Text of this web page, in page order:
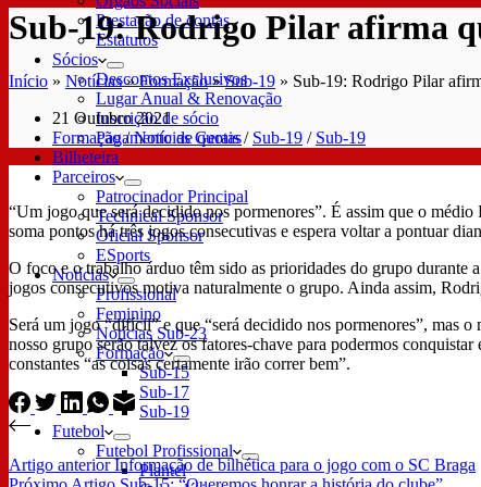
Prestação de contas
Estatutos
Sócios
Descontos Exclusivos
Lugar Anual & Renovação
Inscrição de sócio
Pagamento de quotas
Bilheteira
Parceiros
Patrocinador Principal
Technical Sponsor
Oficial Sponsor
ESports
Notícias
Profissional
Feminino
Notícias Sub-23
Formação
Sub-15
Sub-17
Sub-19
Futebol
Futebol Profissional
Plantel
Sub-19: Rodrigo Pilar afirma
Início » Notícias»Formação»Sub-19 » Sub-19: Rodrigo Pilar
21 Outubro 2021
Formação/Notícias Gerais/ Sub-19 / Sub-19
“Um jogo que será decidido nos pormenores”. É assim que o
soma pontos há três jogos consecutivas e espera voltar a pontuar
O foco e o trabalho árduo têm sido as prioridades do grupo durante
jogos consecutivos motiva naturalmente o grupo. Ainda assim,
Será um jogo “difícil” e que “será decidido nos pormenores”, mas
nosso grupo serão talvez os fatores-chave para podermos
constantes “as coisas certamente irão correr bem”.
Artigo anteriorInformação de bilhética para o jogo com o SC Braga